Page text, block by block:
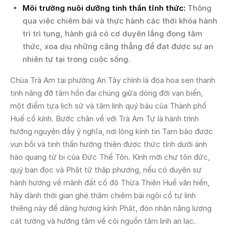
Môi trường nuôi dưỡng tinh thần tỉnh thức: Thông
qua việc chiêm bái và thực hành các thời khóa hành
trì trì tụng, hành giả có cơ duyên lắng đọng tâm
thức, xoa dịu những căng thẳng để đạt được sự an
nhiên tự tại trong cuộc sống.
Chùa Trà Am tại phường An Tây chính là đóa hoa sen thanh
tịnh nâng đỡ tâm hồn đại chúng giữa dòng đời vạn biến,
một điểm tựa lịch sử và tâm linh quý báu của Thành phố
Huế cổ kính. Bước chân về với Trà Am Tự là hành trình
hướng nguyện đầy ý nghĩa, nơi lòng kính tin Tam bảo được
vun bồi và tinh thần hướng thiện được thức tỉnh dưới ánh
hào quang từ bi của Đức Thế Tôn. Kính mời chư tôn đức,
quý bạn đọc và Phật tử thập phương, nếu có duyên sự
hành hương về mảnh đất cố đô Thừa Thiên Huế văn hiến,
hãy dành thời gian ghé thăm chiêm bái ngôi cổ tự linh
thiêng này để dâng hương kính Phật, đón nhận năng lượng
cát tường và hướng tâm về cội nguồn tâm linh an lạc.